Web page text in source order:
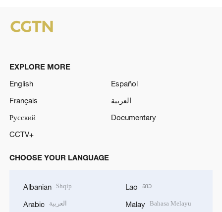
EXPLORE MORE
English
Español
Français
العربية
Русский
Documentary
CCTV+
CHOOSE YOUR LANGUAGE
Albanian Shqip
Arabic العربية
Lao ລາວ
Malay Bahasa Melayu